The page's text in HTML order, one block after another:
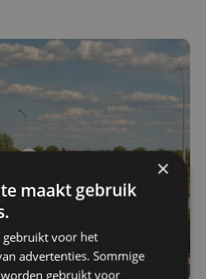
×
maakt gebruik
gebruikt voor het
advertenties. Sommige
gebruikt voor